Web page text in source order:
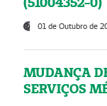
01 de Outubro de
MUDANÇA
SERVIÇOS